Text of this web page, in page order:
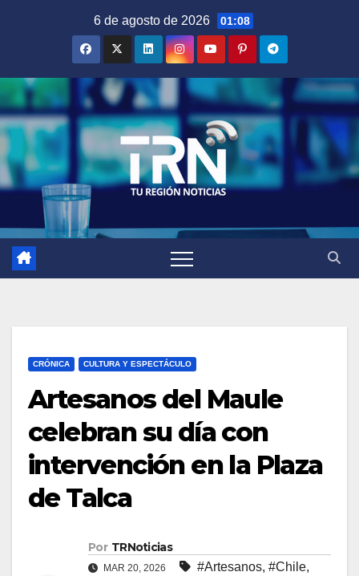
6 de agosto de 2026 01:08
CRÓNICA CULTURA Y ESPECTÁCULO
Artesanos del Maule
celebran su día con
intervención en la Plaza
de Talca
Por TRNoticias
MAR 20, 2026 #Artesanos, #Chile,